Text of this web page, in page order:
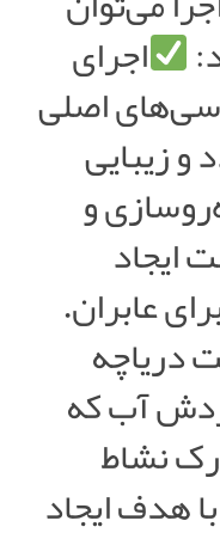
اجرای
اصلی
زیبایی
و
ایجاد
عابران.
دریاچه
آب که
نشاط
هدف ایجاد